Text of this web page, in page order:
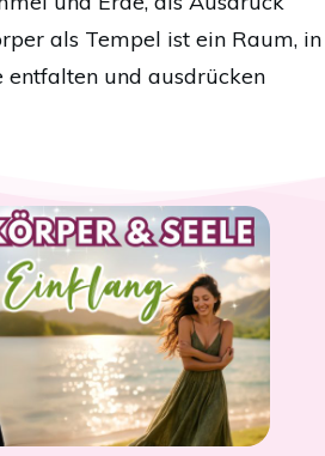
als Tempel ist ein Raum, in
entfalten und ausdrücken